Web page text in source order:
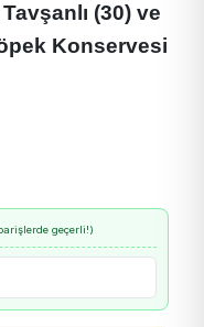
(30) ve
Konservesi
geçerli!)